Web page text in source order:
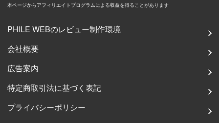
本ページからアフィリエイトプログラムによる収益を得ることがあります
PHILE WEBのレビュー制作環境
会社概要
広告案内
特定商取引法に基づく表記
プライバシーポリシー